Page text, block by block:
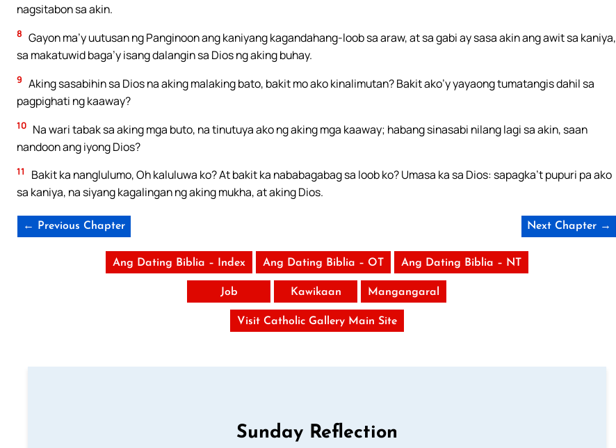
nagsitabon sa akin.
8 Gayon ma’y uutusan ng Panginoon ang kaniyang kagandahang-loob sa araw, at sa gabi ay sasa akin ang awit sa kaniya,
sa makatuwid baga’y isang dalangin sa Dios ng aking buhay.
9 Aking sasabihin sa Dios na aking malaking bato, bakit mo ako kinalimutan? Bakit ako’y yayaong tumatangis dahil sa
pagpighati ng kaaway?
10 Na wari tabak sa aking mga buto, na tinutuya ako ng aking mga kaaway; habang sinasabi nilang lagi sa akin, saan
nandoon ang iyong Dios?
11
Bakit ka nanglulumo, Oh kaluluwa ko? At bakit ka nababagabag sa loob ko? Umasa ka sa Dios: sapagka’t pupuri pa ako
sa kaniya, na siyang kagalingan ng aking mukha, at aking Dios.
← Previous Chapter Next Chapter →
Ang Dating Biblia – Index Ang Dating Biblia – OT Ang Dating Biblia – NT
Job Kawikaan Mangangaral
Visit Catholic Gallery Main Site
Sunday Reflection